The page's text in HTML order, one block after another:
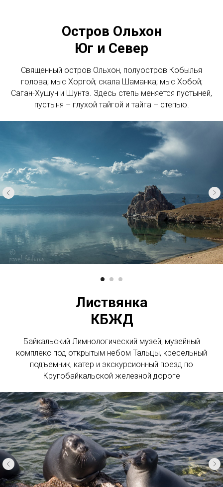
Остров Ольхон
Юг и Север
Священный остров Ольхон, полуостров Кобылья
голова; мыс Хоргой; скала Шаманка; мыс Хобой;
Саган-Хушун и Шунтэ. Здесь степь меняется пустыней,
пустыня – глухой тайгой и тайга – степью.
Листвянка
КБЖД
Байкальский Лимнологический музей, музейный
комплекс под открытым небом Тальцы, кресельный
подъемник, катер и экскурсионный поезд по
Кругобайкальской железной дороге